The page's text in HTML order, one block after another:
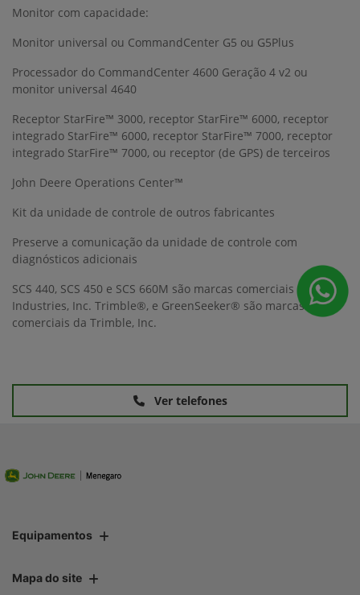
Monitor com capacidade:
Monitor universal ou CommandCenter G5 ou G5Plus
Processador do CommandCenter 4600 Geração 4 v2 ou
monitor universal 4640
Receptor StarFire™ 3000, receptor StarFire™ 6000, receptor
integrado StarFire™ 6000, receptor StarFire™ 7000, receptor
integrado StarFire™ 7000, ou receptor (de GPS) de terceiros
John Deere Operations Center™
Kit da unidade de controle de outros fabricantes
Preserve a comunicação da unidade de controle com
diagnósticos adicionais
SCS 440, SCS 450 e SCS 660M são marcas comerciais da Raven
Industries, Inc. Trimble®, e GreenSeeker® são marcas
comerciais da Trimble, Inc.
Ver telefones
Equipamentos
Mapa do site